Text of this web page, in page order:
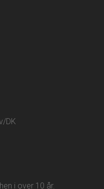
DK
i over 10 år.